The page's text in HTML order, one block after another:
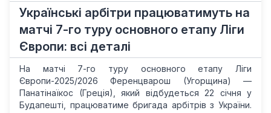
Українські арбітри працюватимуть на
матчі 7-го туру основного етапу Ліги
Європи: всі деталі
На матчі 7-го туру основного етапу Ліги
Європи-2025/2026 Ференцварош (Угорщина) —
Панатінаїкос (Греція), який відбудеться 22 січня у
Будапешті, працюватиме бригада арбітрів з України.